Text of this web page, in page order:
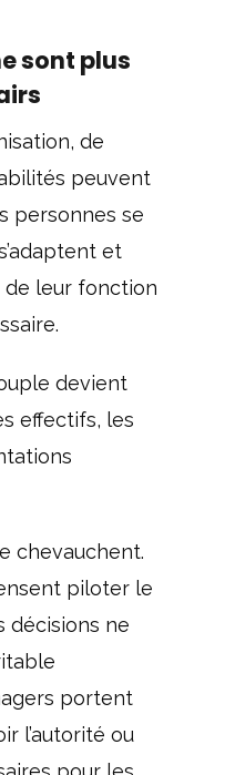
sont plus
de
peuvent
personnes se
et
leur fonction
devient
effectifs, les
chevauchent.
piloter le
décisions ne
portent
l’autorité ou